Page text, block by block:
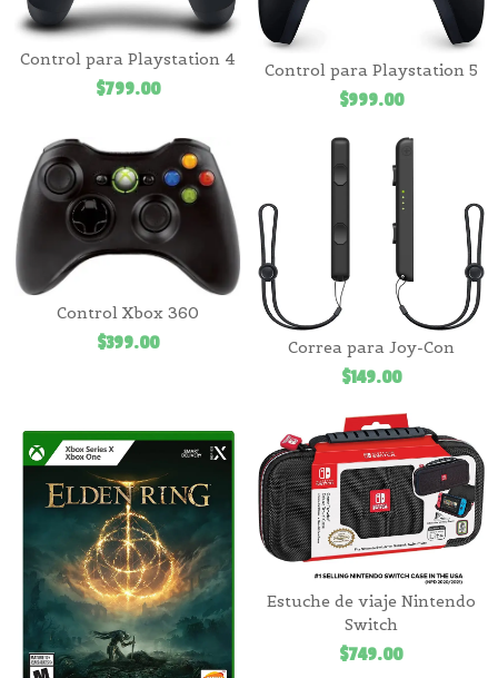
Control para Playstation 4
$799.00
Control para Playstation 5
$999.00
Control Xbox 360
$399.00 Correa para Joy-Con
$149.00
Estuche de viaje Nintendo
Switch
$749.00